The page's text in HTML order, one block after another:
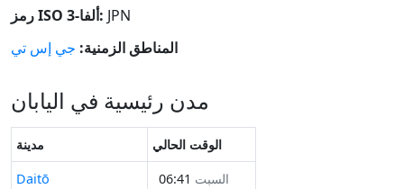
رمز ISO ألفا-3: JPN
المناطق الزمنية: جي إس تي
مدن رئيسية في اليابان
مدينة
الوقت الحالي
Daitō
السبت 06:41